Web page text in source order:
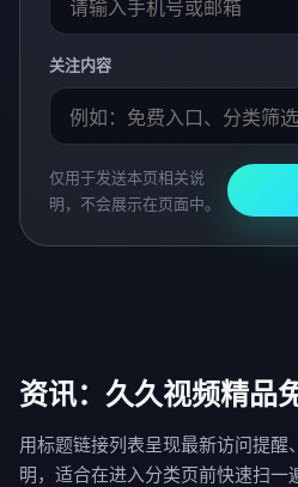
关注内容
仅用于发送本页相关说
明，不会展示在页面中。
资讯：久久视频精品
用标题链接列表呈现最新访问提醒
明，适合在进入分类页前快速扫一